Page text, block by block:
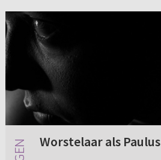
Worstelaar als Paulus